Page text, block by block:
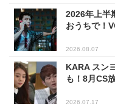
2026年上半
おうちで！
2026.08.07
KARA スン
も！8月CS
2026.07.17